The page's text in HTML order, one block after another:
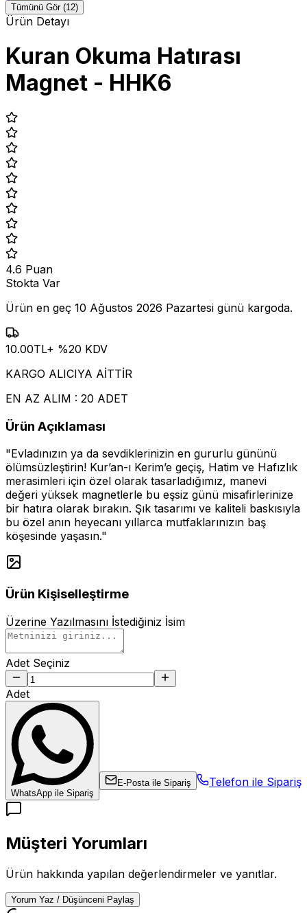
Tümünü Gör (12)
Ürün Detayı
Kuran Okuma Hatırası
Magnet - HHK6
4.6 Puan
Stokta Var
Ürün en geç 10 Ağustos 2026 Pazartesi günü kargoda.
10.00TL+ %20 KDV
KARGO ALICIYA AİTTİR
EN AZ ALIM : 20 ADET
Ürün Açıklaması
"Evladınızın ya da sevdiklerinizin en gururlu gününü
ölümsüzleştirin! Kur’an-ı Kerim’e geçiş, Hatim ve Hafızlık
merasimleri için özel olarak tasarladığımız, manevi
değeri yüksek magnetlerle bu eşsiz günü misafirlerinize
bir hatıra olarak bırakın. Şık tasarımı ve kaliteli baskısıyla
bu özel anın heyecanı yıllarca mutfaklarınızın baş
köşesinde yaşasın."
Ürün Kişiselleştirme
Üzerine Yazılmasını İstediğiniz İsim
Adet Seçiniz
Adet
WhatsApp ile Sipariş
E-Posta ile Sipariş Telefon ile Sipariş
Müşteri Yorumları
Ürün hakkında yapılan değerlendirmeler ve yanıtlar.
Yorum Yaz / Düşünceni Paylaş